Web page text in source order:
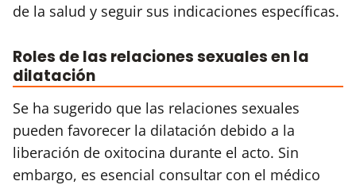
de la salud y seguir sus indicaciones específicas.
Roles de las relaciones sexuales en la
dilatación
Se ha sugerido que las relaciones sexuales
pueden favorecer la dilatación debido a la
liberación de oxitocina durante el acto. Sin
embargo, es esencial consultar con el médico